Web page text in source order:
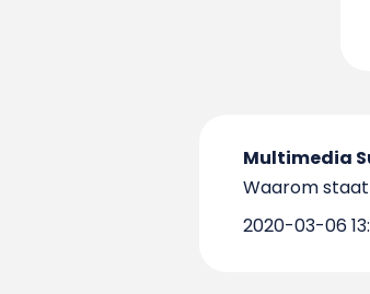
Multimedia
Waarom
2020-03-06